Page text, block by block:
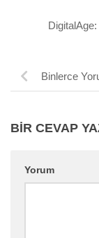
Binlerce
BIR CEVAP
Yorum